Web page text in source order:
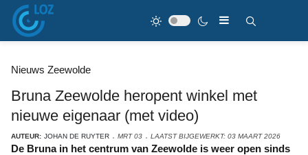
Nieuws Zeewolde
Bruna Zeewolde heropent winkel met
nieuwe eigenaar (met video)
AUTEUR: JOHAN DE RUYTER MRT 03 LAATST BIJGEWERKT: 03 MAART 2026
De Bruna in het centrum van Zeewolde is weer open sinds